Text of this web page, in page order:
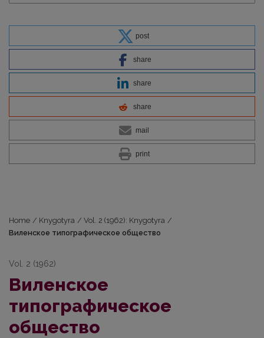
post
share
share
share
mail
print
Home / Knygotyra / Vol. 2 (1962): Knygotyra /
Виленское типографическое общество
Vol. 2 (1962)
Виленское
типографическое
общество